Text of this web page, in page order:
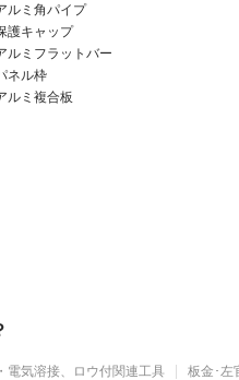
ルミ角パイプ
護キャップ
ルミフラットバー
ネル枠
ルミ複合板
電気溶接、ロウ付関連工具 板金･左